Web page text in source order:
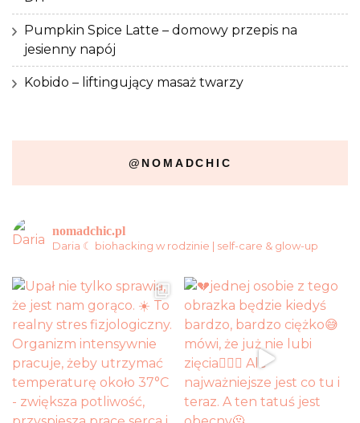
Pumpkin Spice Latte – domowy przepis na
jesienny napój
Kobido – liftingujący masaż twarzy
@NOMADCHIC
nomadchic.pl
Daria ☾ biohacking w rodzinie | self-care & glow-up